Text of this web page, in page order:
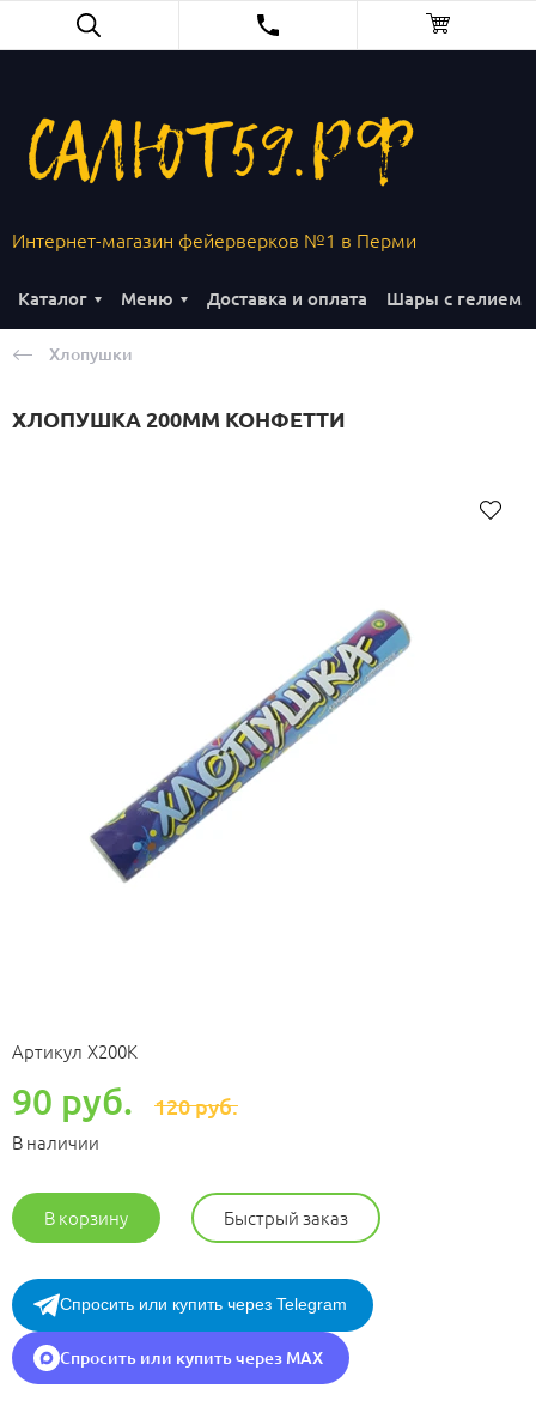
Интернет-магазин фейерверков №1 в Перми
Каталог Меню Доставка и оплата Шары с гелием
Хлопушки
ХЛОПУШКА 200ММ КОНФЕТТИ
Артикул Х200К
90 руб. 120 руб.
В наличии
В корзину Быстрый заказ
Спросить или купить через Telegram
Спросить или купить через MAX